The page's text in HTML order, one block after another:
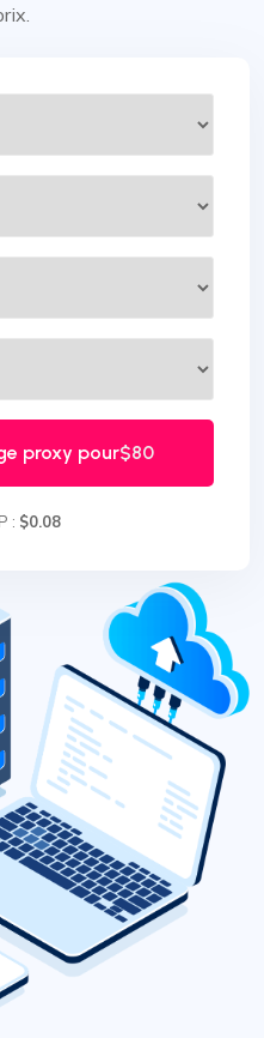
proxy pour$80
: $0.08